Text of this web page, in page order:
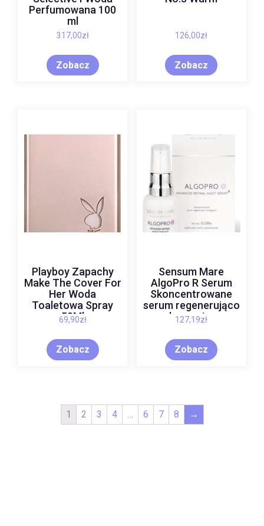
Perfumowana 100
ml
317,00zł
Zobacz
126,00zł
Zobacz
Playboy Zapachy
Make The Cover For
Her Woda
Toaletowa Spray
50Ml
69,90zł
Zobacz
Sensum Mare
AlgoPro R Serum
Skoncentrowane
serum regenerująco
– korygujące
Retinalem 0,08 % 30
ml
127,19zł
Zobacz
1 2 3 4 6 7 8 →